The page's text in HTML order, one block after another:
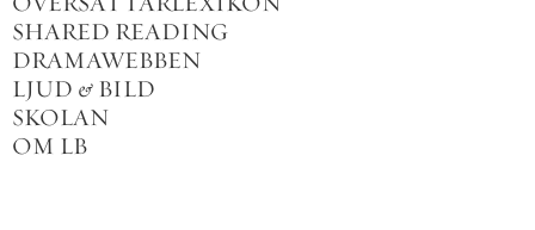
SHARED READING
DRAMAWEBBEN
LJUD & BILD
SKOLAN
OM LB